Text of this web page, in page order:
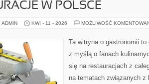
W POLSCE
ADMIN KWI - 11 - 2026 MOŻLIWOŚĆ
Ta witryna o gastronomii
z myślą o fanach
się na restauracjach z
na tematach związanych z